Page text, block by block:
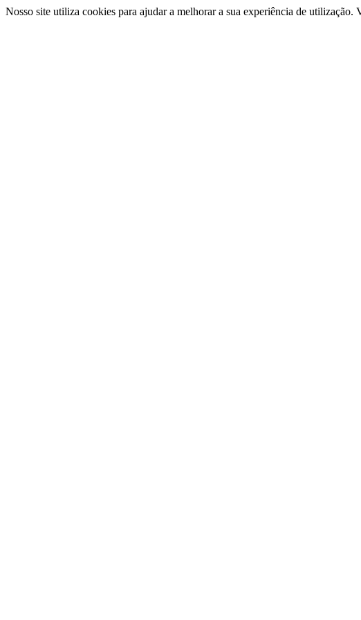
Nosso site utiliza cookies para ajudar a melhorar a sua experiência de utilização.